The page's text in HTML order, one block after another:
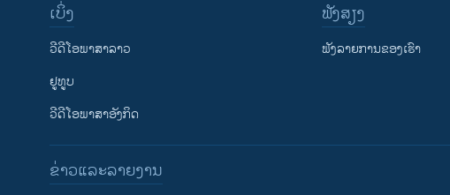
ເບິ່ງ
ວີດີໂອພາສາລາວ
ຢູທູບ
ວີດີໂອພາສາອັງກິດ
ຟັງສຽງ
ຟັງລາຍການຂອງເຮົາ
ຂ່າວແລະລາຍງານ